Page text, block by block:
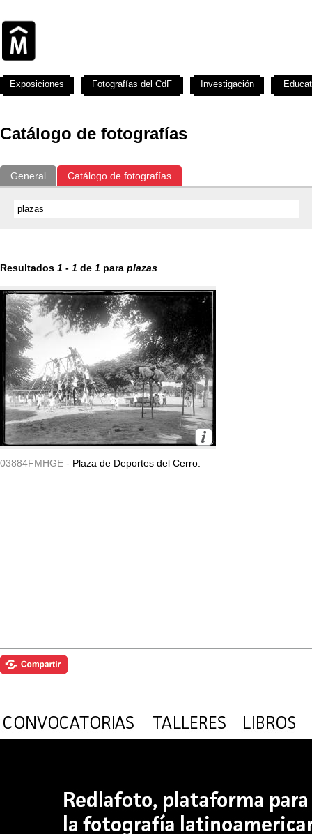
Catálogo de fotografías
General Catálogo de fotografías
Resultados 1 - 1 de 1 para plazas
03884FMHGE - Plaza de Deportes del Cerro.
Exposiciones Fotografías del CdF Investigación